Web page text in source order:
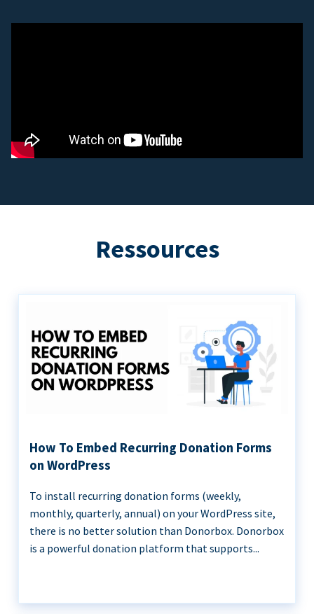
Ressources
How To Embed Recurring Donation Forms
on WordPress
To install recurring donation forms (weekly,
monthly, quarterly, annual) on your WordPress site,
there is no better solution than Donorbox. Donorbox
is a powerful donation platform that supports...